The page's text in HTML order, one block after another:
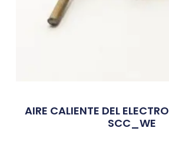
AIRE CALIENTE DEL
SCC_WE